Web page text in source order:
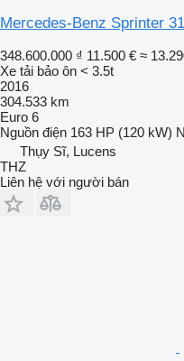
Mercedes-Benz Sprinter
348.600.000 ₫ 11.500 € ≈
Xe tải bảo ôn < 3.5t
2016
304.533 km
Euro 6
Nguồn điện 163 HP (120 kW)
Thụy Sĩ, Lucens
THZ
Liên hệ với người bán